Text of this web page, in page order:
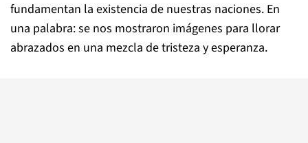
fundamentan la existencia de nuestras naciones. En
una palabra: se nos mostraron imágenes para llorar
abrazados en una mezcla de tristeza y esperanza.